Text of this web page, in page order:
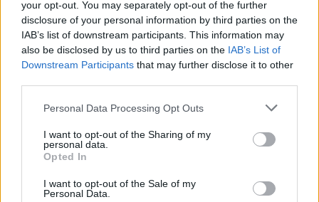
your opt-out. You may separately opt-out of the further
disclosure of your personal information by third parties on the
IAB’s list of downstream participants. This information may
also be disclosed by us to third parties on the IAB’s List of
Downstream Participants that may further disclose it to other
Please note that this website/app uses one or more Google
not limited to your visit or usage behaviour. You may click to
grant or deny consent to Google and its third-party tags to
use your data for below specified purposes in below Google
consent section.
Personal Data Processing Opt Outs
I want to opt-out of the Sharing of my
personal data.
Opted In
I want to opt-out of the Sale of my
Personal Data.
Στις 22:20, στον ΣΚΑΪ
04.10.2023, 15:15